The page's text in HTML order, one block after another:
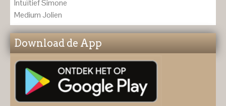
Intuïtief Simone
Medium Jolien
Download de App